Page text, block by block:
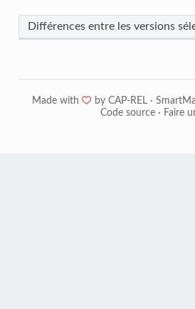
Différences entre les versions
Made with ❤ by CAP-REL ·
Code source · Faire